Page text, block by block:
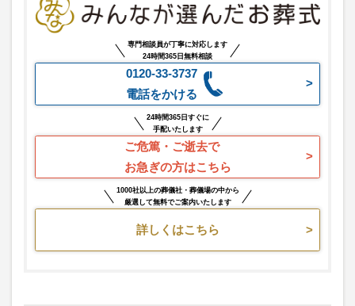
専門相談員が丁寧に対応します
24時間365日無料相談
0120-33-3737
電話をかける
24時間365日すぐに
手配いたします
ご危篤・ご逝去で
お急ぎの方はこちら
1000社以上の葬儀社・葬儀場の中から
厳選して無料でご案内いたします
詳しくはこちら